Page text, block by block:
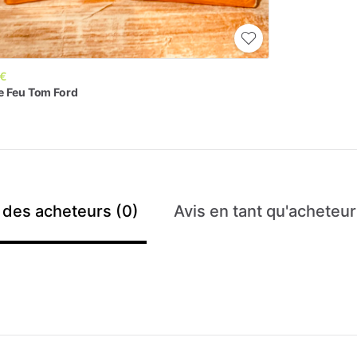
Feu Tom Ford
acheteurs (0) Avis en tant